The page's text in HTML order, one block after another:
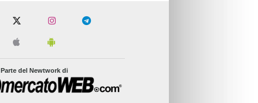
Parte del Newtwork di